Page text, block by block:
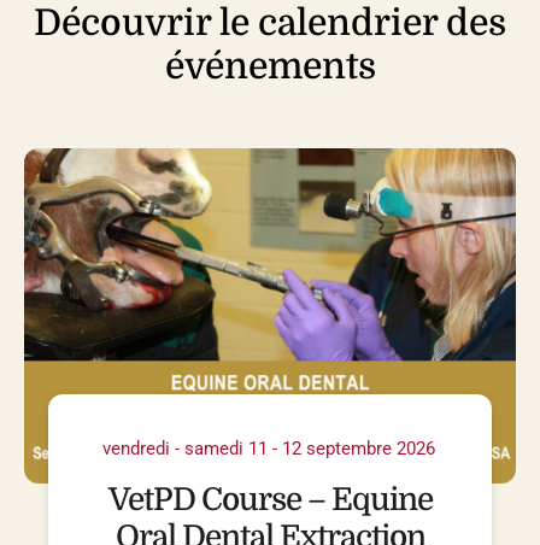
Découvrir le calendrier des
événements
vendredi - samedi 11 - 12 septembre 2026
VetPD Course – Equine
Oral Dental Extraction